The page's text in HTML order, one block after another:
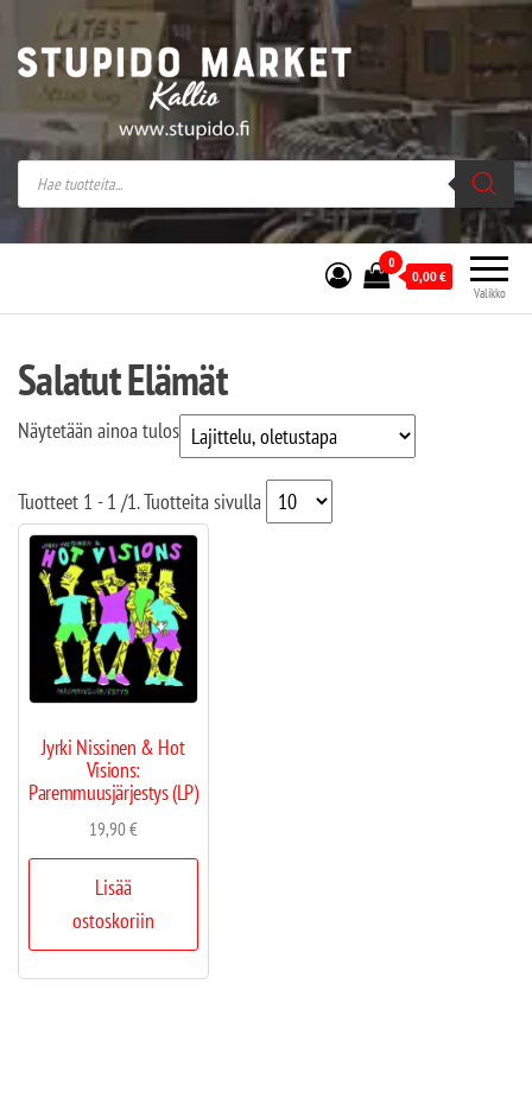
Stupido Market – verkossa ja kivijalassa
Stupido Market on vaihtoehtomusaan
erikoistunut verkko- sekä
kivijalkakauppa Helsingissä Kallion
sydämessä.
Valikko
0
0,00€
Salatut Elämät
Näytetään ainoa tulos
Tuotteet 1 - 1 /1. Tuotteita sivulla
Jyrki Nissinen & Hot
Visions:
Paremmuusjärjestys (LP)
19,90€
Lisää
ostoskoriin